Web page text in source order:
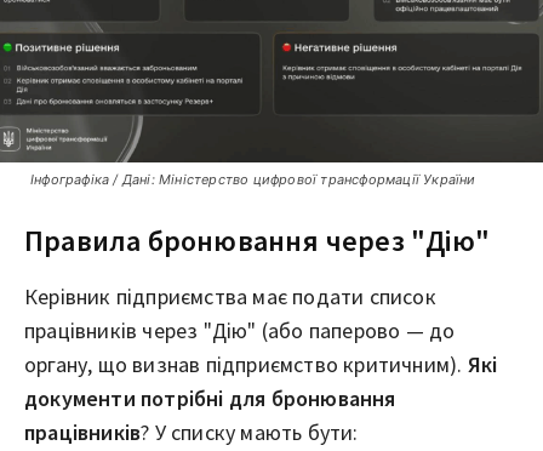
Інфографіка / Дані: Міністерство цифрової трансформації України
Правила бронювання через "Дію"
Керівник підприємства має подати список
працівників через "Дію" (або паперово — до
органу, що визнав підприємство критичним). Які
документи потрібні для бронювання
працівників? У списку мають бути: